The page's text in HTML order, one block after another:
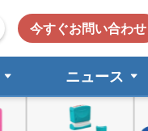
今すぐお問い合わせ
ニュース